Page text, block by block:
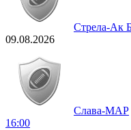
Стрела-Ак
09.08.2026
Слава-МАР
16:00